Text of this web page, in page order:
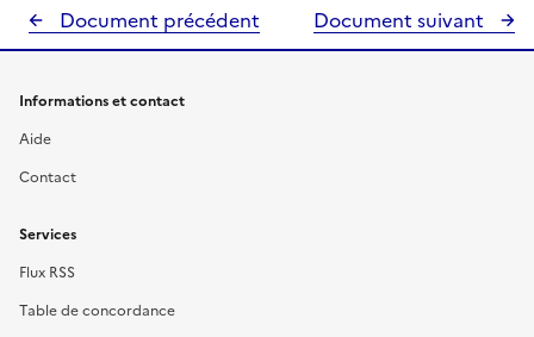
Document précédent Document suivant
Informations et contact
Aide
Contact
Services
Flux RSS
Table de concordance